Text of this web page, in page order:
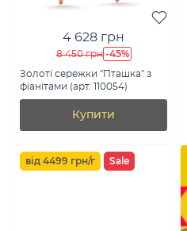
4 628 грн
8 450 грн -45%
Золоті сережки "Пташка" з
фіанітами (арт. 110054)
Купити
від 4499 грн/г Sale